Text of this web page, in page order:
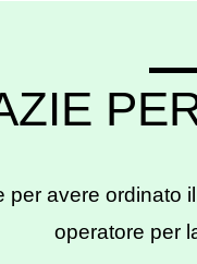
per avere ordinato
operatore per